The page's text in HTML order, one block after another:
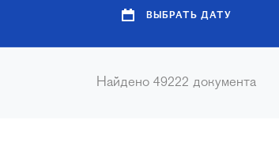
ВЫБРАТЬ ДАТУ
Найдено 49222 документа